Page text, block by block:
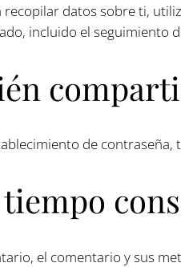
recopilar datos sobre ti,
incluido el seguimiento
de
el comentario y sus